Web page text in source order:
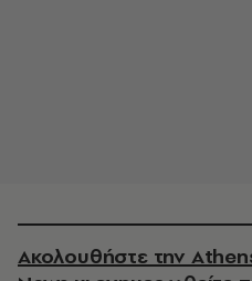
Ακολουθήστε την